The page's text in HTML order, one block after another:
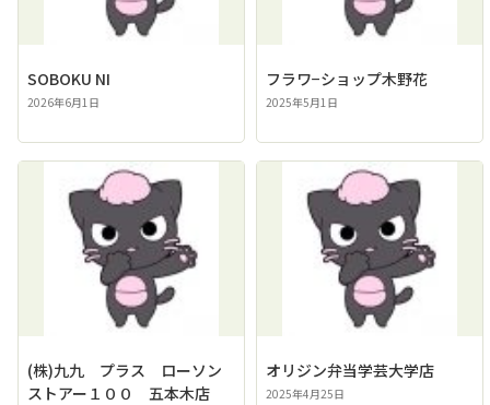
SOBOKU NI
2026年6月1日
フラワ−ショップ木野花
2025年5月1日
(株)九九 プラス ローソン
ストアー１００ 五本木店
オリジン弁当学芸大学店
2025年4月25日